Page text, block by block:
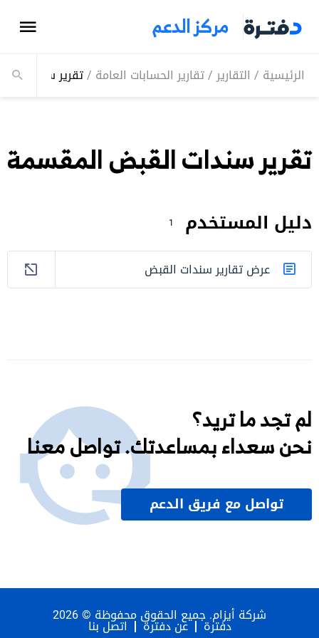
مركز الدعم
الرئيسية / التقارير/تقارير الحسابات العامة /تقرير سندات
تقرير سندات القبض المقسمة
دليل المستخدم 1
عرض تقارير سندات القبض
لم تجد ما تريد؟
نحن سعداء بمساعدتك. تواصل معنا
تواصل مع فريق الدعم
شركة أيزام. جميع الحقوق محفوظة © 2026
دفترة عن دفترة اتصل بنا